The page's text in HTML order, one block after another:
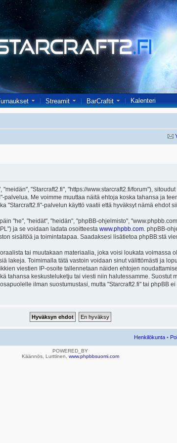
Streamit BarCraftit Kalenteri
"Starcraft2.fi", "https://www.starcraft2.fi/forum"),
palvelua. Me voimme muuttaa näitä ehtoja koska tahansa ja
"Starcraft2.fi"-palvelun käyttö vaatii että hyväksyt nämä ehdot
"he", "heidät", "heidän", "phpBB-ohjelmisto",
ja se voidaan ladata osoitteesta www.phpbb.com . phpBB-
sisältöä ja toimintatapaa. Saadaksesi lisätietoa phpBB:stä
tai muutakaan materiaalia, joka voisi loukata voimassa
lakeja. Toimimalla tätä vastoin voidaan sinut välittömästi ja
viestien IP-osoite tallennetaan näiden ehtojen
tahansa keskusteluketju tai viesti niin halutessamme. Suostut
ilman suostumustasi, mutta "Starcraft2.fi" tai phpBB
Henkilökunta •
POWERED_BY
Käännös, Lurttinen, www.phpbbsuomi.com